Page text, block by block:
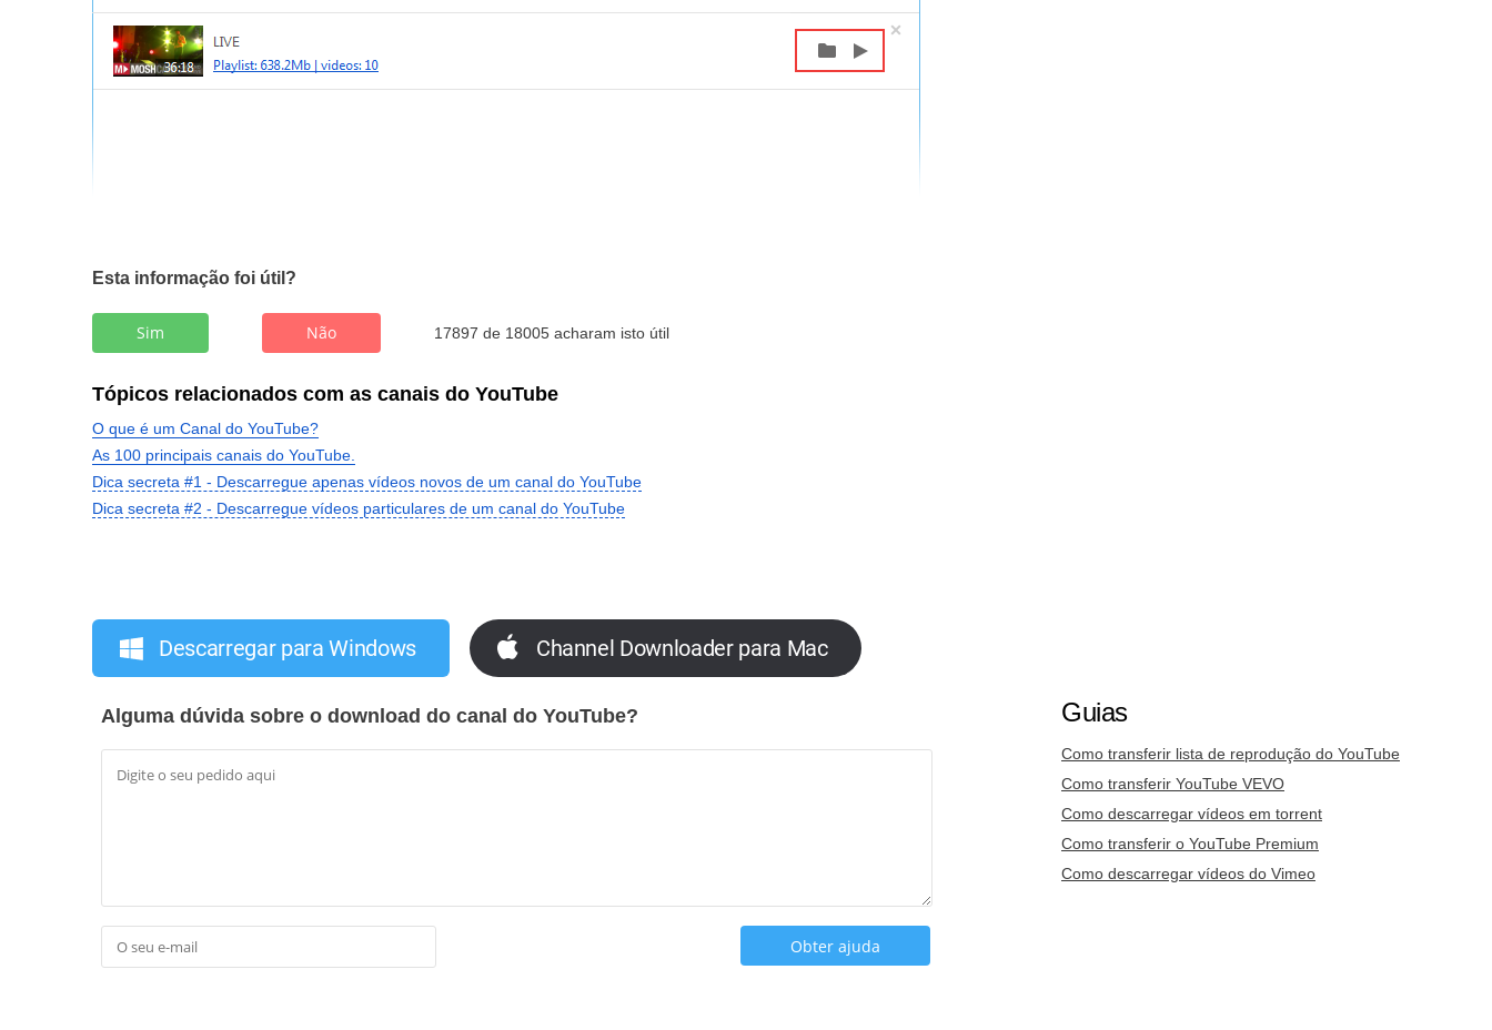
Esta informação foi útil?
Sim Não 17897 de 18005 acharam isto útil
Tópicos relacionados com as canais do YouTube
O que é um Canal do YouTube?
As 100 principais canais do YouTube.
Dica secreta #1 - Descarregue apenas vídeos novos de um canal do YouTube
Dica secreta #2 - Descarregue vídeos particulares de um canal do YouTube
Descarregar para Windows Channel Downloader para Mac
Alguma dúvida sobre o download do canal do YouTube? Guias
Como transferir lista de reprodução do YouTube
Como transferir YouTube VEVO
Como descarregar vídeos em torrent
Como transferir o YouTube Premium
Como descarregar vídeos do Vimeo